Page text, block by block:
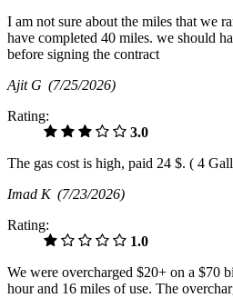
I am not sure about the miles that we
have completed 40 miles. we should
before signing the contract
Ajit G (7/25/2026)
Rating:
3.0
The gas cost is high, paid 24 $. ( 4
Imad K (7/23/2026)
Rating:
1.0
We were overcharged $20+ on a $70
hour and 16 miles of use. The